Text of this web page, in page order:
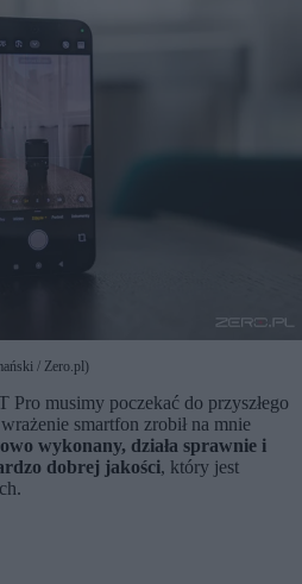
/ Zero.pl)
Pro musimy poczekać do przyszłego
smartfon zrobił na mnie
wykonany, działa sprawnie i
dobrej jakości, który jest